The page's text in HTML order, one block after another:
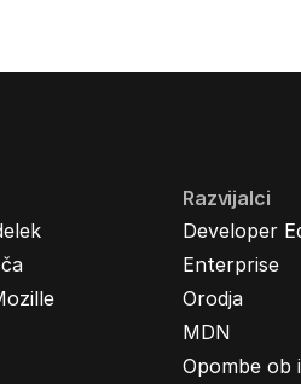
Razvijalci
Developer
Enterprise
Orodja
MDN
Opombe ob